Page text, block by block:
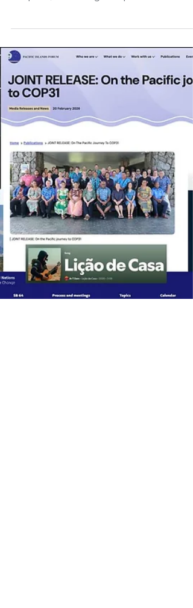
cidadão.
Segunda-feira, 13 de julho de 2026. 28ª
semana de Carbon Credit Markets em 2026.
Se quiser, leia o artigo enquanto ouve
qualquer música do Carbon Credit Markets
de sua escolha. Créditos de carbono são
para integrar planejamento climático
nacional e garantir responsabilidade
contínua por emissões, com novos guias
Banco Mundial e da Gold Standard
mostrando como esses mecanismos evitam
lock‑ins, fortalecem sinais de investimento
viabi